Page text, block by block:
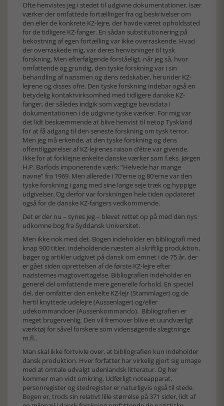
Ofte henvistes jeg i stedet til udgivne dokumentationer, især
værker der omfattede fortællinger fra og beskrivelser om
den eller de konkrete KZ-lejre, der havde været opholdssted
for de tidligere KZ-fanger. En sådan substitutionering på
bekostning af egen fortælling var ikke overraskende. Hvad
der overraskede mig, var deres henvisninger til tysk
forskning. Men efterfølgende forståeligt, når jeg så, hvor
omfattende og grundig, den tyske forskning var i sin
behandling af nazismen og dens redskaber, herunder KZ-
lejrene og disses ofre. Den tyske forskning indebar også en
betydelig kontaktvirksomhed med tidligere danske KZ-
fanger, der således indgik som vægtige bevisdata i
dokumentationen i de udgivne tyske værker. For mig var
det lidt beskæmmende at blive henvist til netop Tyskland
for at få adgang til den seneste forskning om tysk terror.
Men jeg må erkende, at den tyske forskning og dens
offentliggørelser af KZ-lejrenes raison d’être var givende.
Ikke for at forklejne enkelte danske værker som f.eks. Jørgen
H.P. Barfods imponerende værk: ”Helvede har mange
navne” fra 1969. Men allerede i 70’erne og 80’erne var den
tyske forskning i gang med sine lange seje træk og hyppige
udgivelser. Og derfor var forskningen hele tiden opdateret
også for de danske KZ-fangers vedkommende.
Det er der nu – synes jeg – blevet rettet op på med den nys
udkomne bog fra Syddansk Universitet.
Men ikke nok med det. Bogen indeholder en bibliografi med
knap 900 titler, indeholdende næsten al skriftlig produktion,
bøger og artikler udgivet på dansk om emnet i de 75 år, der
er gået siden oprettelsen af de første KZ-lejre efter
nazisternes magtovertagelse. Bibliografien indeholder en
generel del omfattende mere generelle forhold. En speciel
del, der omfatter den enkelte KZ-lejr (Stammlager) og de
hertil knyttede udelejre (Aussenlager) og/eller
udekommandoer (Aussenkommando). Bibliografien er
meget brugervenlig. Den vil fremover blive et uundværligt
værktøj for såvel forskere som vidensøgende slægtninge
m.fl..
Man skal ikke fortvivle over, at bibliografien kun indeholder
dansk produktion. Hver forfatter har virkelig gjort sig umage
med at omtale udvalgt udenlandsk litteratur. Og her
kommer man vidt omkring. Udførligt noteapparat,
personregister og stedregister er naturligvis også til stede.
Bogen er, trods sin relativt lille størrelse på 371 sider, lidt af